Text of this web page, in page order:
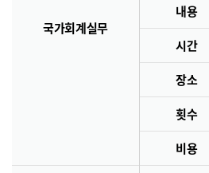
국가회계실무
내용
시간
장소
횟수
비용